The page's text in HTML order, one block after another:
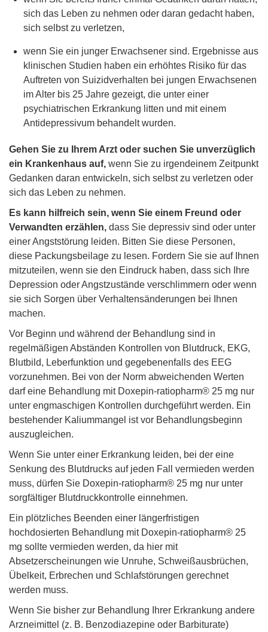
sich das Leben zu nehmen oder daran gedacht haben,
sich selbst zu verletzen,
wenn Sie ein junger Erwachsener sind. Ergebnisse aus
klinischen Studien haben ein erhöhtes Risiko für das
Auftreten von Suizidverhalten bei jungen Erwachsenen
im Alter bis 25 Jahre gezeigt, die unter einer
psychiatrischen Erkrankung litten und mit einem
Antidepressivum behandelt wurden.
Gehen Sie zu Ihrem Arzt oder suchen Sie unverzüglich
ein Krankenhaus auf, wenn Sie zu irgendeinem Zeitpunkt
Gedanken daran entwickeln, sich selbst zu verletzen oder
sich das Leben zu nehmen.
Es kann hilfreich sein, wenn Sie einem Freund oder
Verwandten erzählen, dass Sie depressiv sind oder unter
einer Angststörung leiden. Bitten Sie diese Personen,
diese Packungsbeilage zu lesen. Fordern Sie sie auf Ihnen
mitzuteilen, wenn sie den Eindruck haben, dass sich Ihre
Depression oder Angstzustände verschlimmern oder wenn
sie sich Sorgen über Verhaltensänderungen bei Ihnen
machen.
Vor Beginn und während der Behandlung sind in
regelmäßigen Abständen Kontrollen von Blutdruck, EKG,
Blutbild, Leberfunktion und gegebenenfalls des EEG
vorzunehmen. Bei von der Norm abweichenden Werten
darf eine Behandlung mit Doxepin-ratiopharm® 25 mg nur
unter engmaschigen Kontrollen durchgeführt werden. Ein
bestehender Kaliummangel ist vor Behandlungsbeginn
auszugleichen.
Wenn Sie unter einer Erkrankung leiden, bei der eine
Senkung des Blutdrucks auf jeden Fall vermieden werden
muss, dürfen Sie Doxepin-ratiopharm® 25 mg nur unter
sorgfältiger Blutdruckkontrolle einnehmen.
Ein plötzliches Beenden einer längerfristigen
hochdosierten Behandlung mit Doxepin-ratiopharm® 25
mg sollte vermieden werden, da hier mit
Absetzerscheinungen wie Unruhe, Schweißausbrüchen,
Übelkeit, Erbrechen und Schlafstörungen gerechnet
werden muss.
Wenn Sie bisher zur Behandlung Ihrer Erkrankung andere
Arzneimittel (z. B. Benzodiazepine oder Barbiturate)